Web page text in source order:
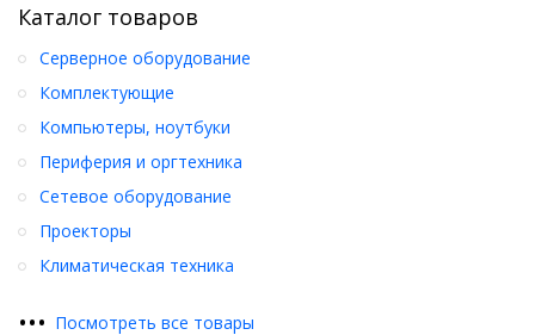
Каталог товаров
Серверное оборудование
Комплектующие
Компьютеры, ноутбуки
Периферия и оргтехника
Сетевое оборудование
Проекторы
Климатическая техника
••• Посмотреть все товары